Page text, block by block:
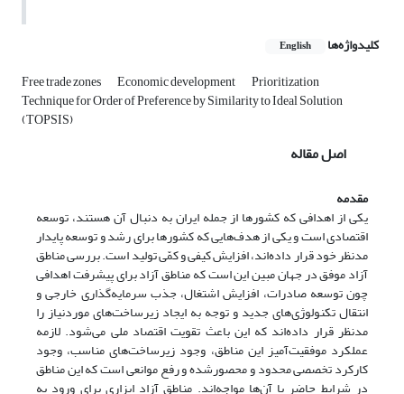
کلیدواژه‌ها English
Free trade zones Economic development Prioritization
Technique for Order of Preference by Similarity to Ideal Solution
(TOPSIS)
اصل مقاله
مقدمه
یکی از اهدافی که کشورها از جمله ایران به دنبال آن هستند، توسعه
اقتصادی است و یکی از هدف‌هایی که کشورها برای رشد و توسعه پایدار
مد‌نظر خود قرار داده‌اند، افزایش کیفی و کمّی تولید است. بررسی مناطق
آزاد موفق در جهان مبین این است که مناطق آزاد برای پیشرفت اهدافی
چون توسعه صادرات، افزایش اشتغال، جذب سرمایه‌گذاری خارجی و
انتقال تکنولوژی‌های جدید و توجه به ایجاد زیر‌ساخت‌های مورد‌نیاز را
مدنظر قرار داده‌اند که این باعث تقویت اقتصاد ملی می‌شود. لازمه
عملکرد موفقیت‌آمیز این مناطق، وجود زیرساخت‌های مناسب، وجود
کارکرد تخصصی محدود و محصور‌شده و رفع موانعی است که این مناطق
در شرایط حاضر با آن‌ها مواجه‌اند. مناطق آزاد ابزاری برای ورود به